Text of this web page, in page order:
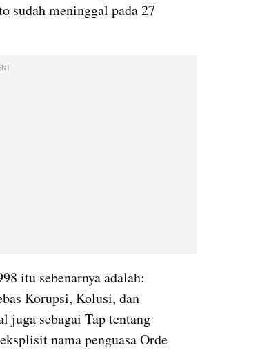
sudah meninggal pada 27
itu sebenarnya adalah:
Korupsi, Kolusi, dan
juga sebagai Tap tentang
nama penguasa Orde